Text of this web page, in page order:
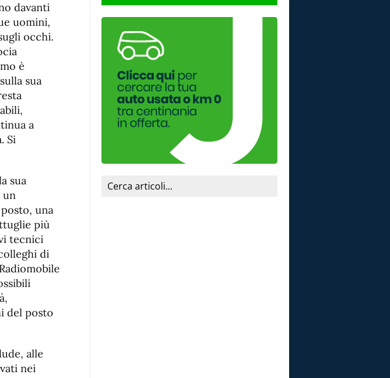
davanti
uomini,
occhi.
è
sua
a
Si
sua
un
una
più
tecnici
di
del posto
alle
nei